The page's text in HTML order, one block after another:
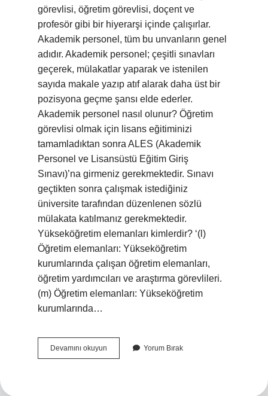
görevlisi, öğretim görevlisi, doçent ve
profesör gibi bir hiyerarşi içinde çalışırlar.
Akademik personel, tüm bu unvanların genel
adıdır. Akademik personel; çeşitli sınavları
geçerek, mülakatlar yaparak ve istenilen
sayıda makale yazıp atıf alarak daha üst bir
pozisyona geçme şansı elde ederler.
Akademik personel nasıl olunur? Öğretim
görevlisi olmak için lisans eğitiminizi
tamamladıktan sonra ALES (Akademik
Personel ve Lisansüstü Eğitim Giriş
Sınavı)’na girmeniz gerekmektedir. Sınavı
geçtikten sonra çalışmak istediğiniz
üniversite tarafından düzenlenen sözlü
mülakata katılmanız gerekmektedir.
Yükseköğretim elemanları kimlerdir? ‘(l)
Öğretim elemanları: Yükseköğretim
kurumlarında çalışan öğretim elemanları,
öğretim yardımcıları ve araştırma görevlileri.
(m) Öğretim elemanları: Yükseköğretim
kurumlarında…
Devamını okuyun Akademik
Personel
Yorum Bırak